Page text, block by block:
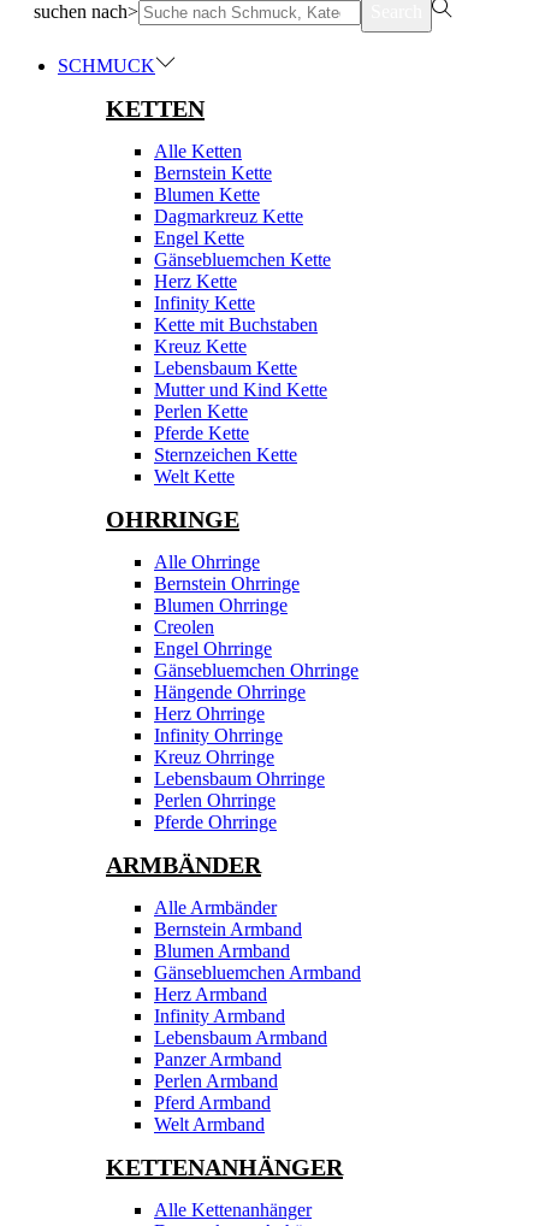
suchen nach>
SCHMUCK
KETTEN
Alle Ketten
Bernstein Kette
Blumen Kette
Dagmarkreuz Kette
Engel Kette
Gänsebluemchen Kette
Herz Kette
Infinity Kette
Kette mit Buchstaben
Kreuz Kette
Lebensbaum Kette
Mutter und Kind Kette
Perlen Kette
Pferde Kette
Sternzeichen Kette
Welt Kette
OHRRINGE
Alle Ohrringe
Bernstein Ohrringe
Blumen Ohrringe
Creolen
Engel Ohrringe
Gänsebluemchen Ohrringe
Hängende Ohrringe
Herz Ohrringe
Infinity Ohrringe
Kreuz Ohrringe
Lebensbaum Ohrringe
Perlen Ohrringe
Pferde Ohrringe
ARMBÄNDER
Alle Armbänder
Bernstein Armband
Blumen Armband
Gänsebluemchen Armband
Herz Armband
Infinity Armband
Lebensbaum Armband
Panzer Armband
Perlen Armband
Pferd Armband
Welt Armband
KETTENANHÄNGER
Alle Kettenanhänger